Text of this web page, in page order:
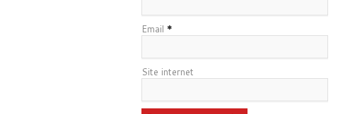
Email *
Site internet